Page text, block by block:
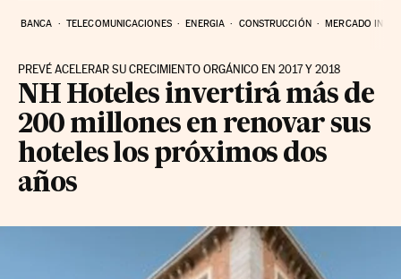
BANCA TELECOMUNICACIONES ENERGIA CONSTRUCCIÓN MERCADO
PREVÉ ACELERAR SU CRECIMIENTO ORGÁNICO EN 2017 Y 2018
NH Hoteles invertirá más de
200 millones en renovar sus
hoteles los próximos dos
años